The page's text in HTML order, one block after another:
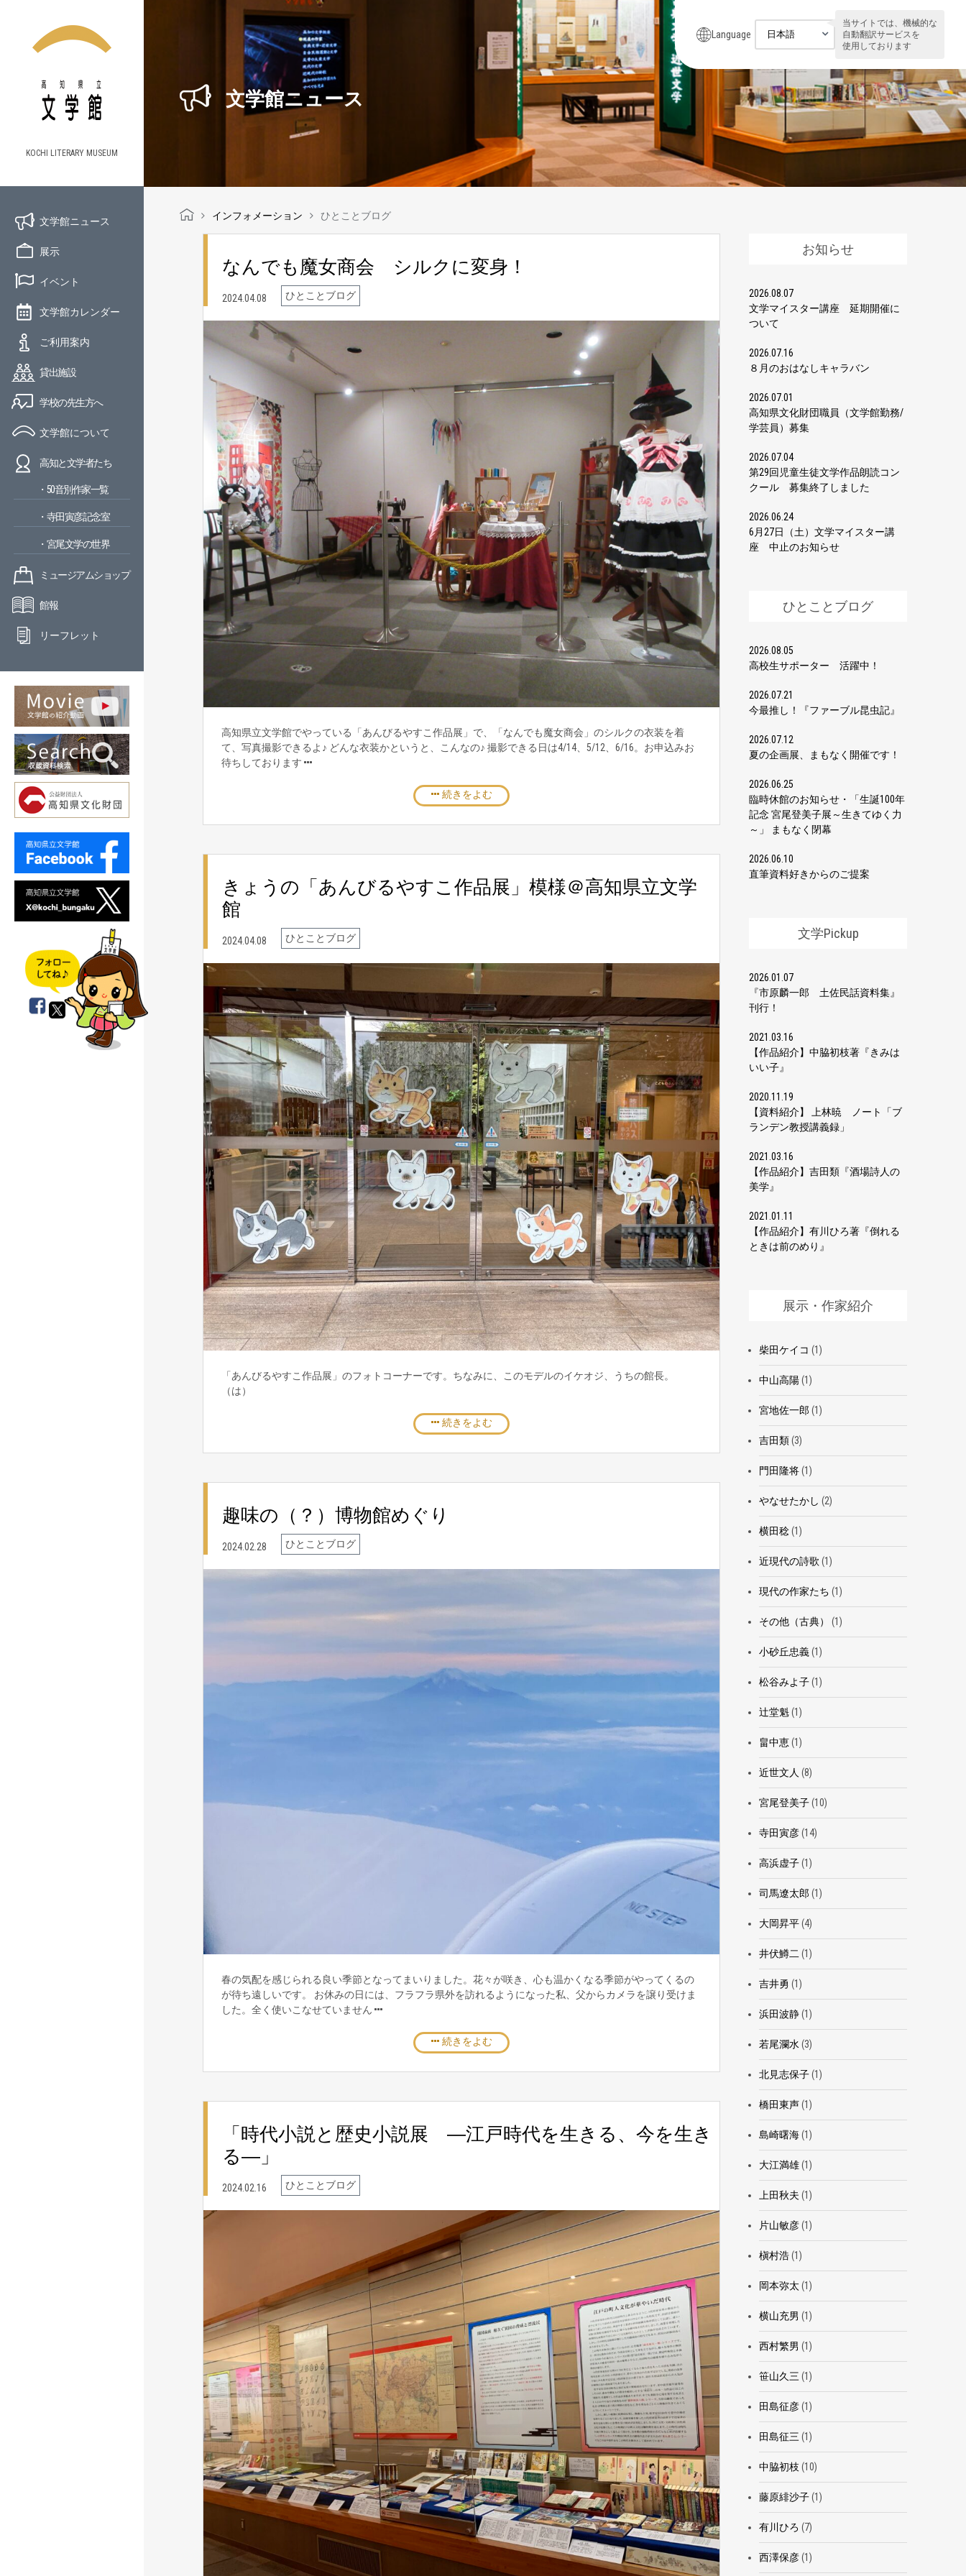
KOCHI LITERARY MUSEUM
文学館ニュース
展示
イベント
文学館カレンダー
ご利用案内
貸出施設
学校の先生方へ
文学館について
高知と文学者たち
・50音別作家一覧
・寺田寅彦記念室
・宮尾文学の世界
ミュージアムショップ
館報
リーフレット
Language
当サイトでは、機械的な
自動翻訳サービスを
使用しております
文学館ニュース
インフォメーション ひとことブログ
なんでも魔女商会 シルクに変身！
2024.04.08 ひとことブログ
高知県立文学館でやっている「あんびるやすこ作品展」で、「なんでも魔女商会」のシルクの衣装を着
て、写真撮影できるよ♪ どんな衣装かというと、こんなの♪ 撮影できる日は4/14、5/12、6/16。お申込みお
待ちしております
続きをよむ
きょうの「あんびるやすこ作品展」模様＠高知県立文学
館
2024.04.08 ひとことブログ
「あんびるやすこ作品展」のフォトコーナーです。ちなみに、このモデルのイケオジ、うちの館長。
（は）
続きをよむ
趣味の（？）博物館めぐり
2024.02.28 ひとことブログ
春の気配を感じられる良い季節となってまいりました。花々が咲き、心も温かくなる季節がやってくるの
が待ち遠しいです。 お休みの日には、フラフラ県外を訪れるようになった私、父からカメラを譲り受けま
した。全く使いこなせていません
続きをよむ
「時代小説と歴史小説展 ―江戸時代を生きる、今を生き
る―」
2024.02.16 ひとことブログ
お知らせ
2026.08.07
文学マイスター講座 延期開催に
ついて
2026.07.16
８月のおはなしキャラバン
2026.07.01
高知県文化財団職員（文学館勤務/
学芸員）募集
2026.07.04
第29回児童生徒文学作品朗読コン
クール 募集終了しました
2026.06.24
6月27日（土）文学マイスター講
座 中止のお知らせ
ひとことブログ
2026.08.05
高校生サポーター 活躍中！
2026.07.21
今最推し！『ファーブル昆虫記』
2026.07.12
夏の企画展、まもなく開催です！
2026.06.25
臨時休館のお知らせ・「生誕100年
記念 宮尾登美子展～生きてゆく力
～」 まもなく閉幕
2026.06.10
直筆資料好きからのご提案
文学Pickup
2026.01.07
『市原麟一郎 土佐民話資料集』
刊行！
2021.03.16
【作品紹介】中脇初枝著『きみは
いい子』
2020.11.19
【資料紹介】 上林暁 ノート「ブ
ランデン教授講義録」
2021.03.16
【作品紹介】吉田類『酒場詩人の
美学』
2021.01.11
【作品紹介】有川ひろ著『倒れる
ときは前のめり』
展示・作家紹介
柴田ケイコ (1)
中山高陽(1)
宮地佐一郎 (1)
吉田類(3)
門田隆将(1)
やなせたかし (2)
横田稔(1)
近現代の詩歌 (1)
現代の作家たち (1)
その他（古典） (1)
小砂丘忠義(1)
松谷みよ子(1)
辻堂魁(1)
畠中恵(1)
近世文人 (8)
宮尾登美子(10)
寺田寅彦(14)
高浜虚子(1)
司馬遼太郎 (1)
大岡昇平(4)
井伏鱒二 (1)
吉井勇 (1)
浜田波静(1)
若尾瀾水 (3)
北見志保子(1)
橋田東声(1)
島崎曙海(1)
大江満雄(1)
上田秋夫 (1)
片山敏彦(1)
槇村浩(1)
岡本弥太 (1)
横山充男 (1)
西村繁男 (1)
笹山久三 (1)
田島征彦(1)
田島征三 (1)
中脇初枝 (10)
藤原緋沙子(1)
有川ひろ (7)
西澤保彦(1)